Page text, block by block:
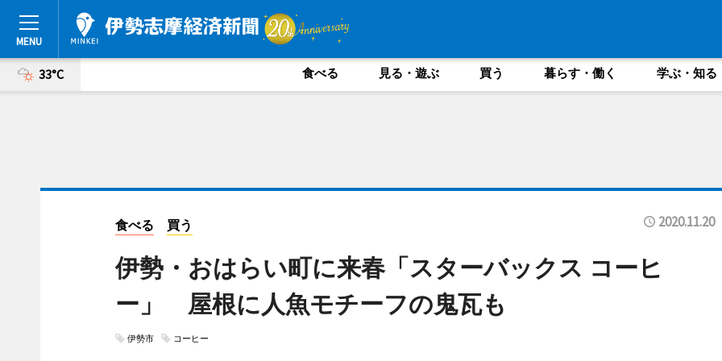
33°C 食べる 見る・遊ぶ 買う 暮らす・働く 学ぶ・知る
食べる 買う 2020.11.20
伊勢・おはらい町に来春「スターバックス コーヒ
ー」 屋根に人魚モチーフの鬼瓦も
伊勢市 コーヒー